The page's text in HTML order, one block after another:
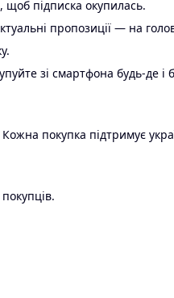
щоб підписка окупилась.
пропозиції — на
зі смартфона будь-де і
покупка підтримує